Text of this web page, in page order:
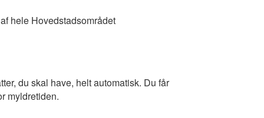
hele Hovedstadsområdet
du skal have, helt automatisk. Du får
myldretiden.